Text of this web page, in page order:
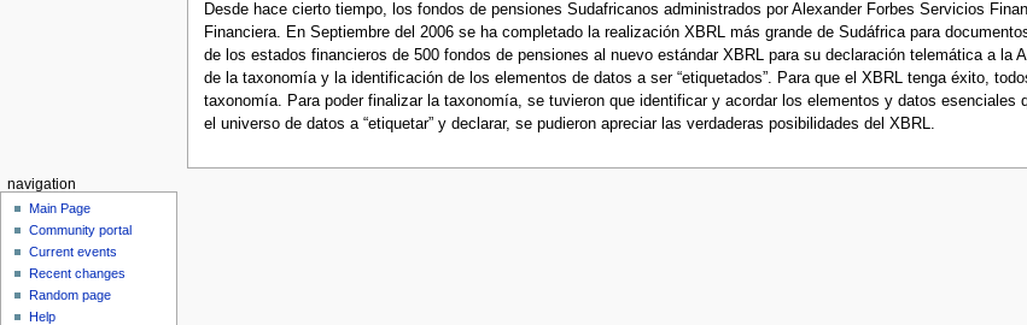
Desde hace cierto tiempo, los fondos de pensiones Sudafricanos administrados por Alexander Forbes Servicios
Financiera. En Septiembre del 2006 se ha completado la realización XBRL más grande de Sudáfrica para
de los estados financieros de 500 fondos de pensiones al nuevo estándar XBRL para su declaración telemática a
de la taxonomía y la identificación de los elementos de datos a ser “etiquetados”. Para que el XBRL tenga éxito,
taxonomía. Para poder finalizar la taxonomía, se tuvieron que identificar y acordar los elementos y datos esenciales
el universo de datos a “etiquetar” y declarar, se pudieron apreciar las verdaderas posibilidades del XBRL.
navigation
Main Page
Community portal
Current events
Recent changes
Random page
Help